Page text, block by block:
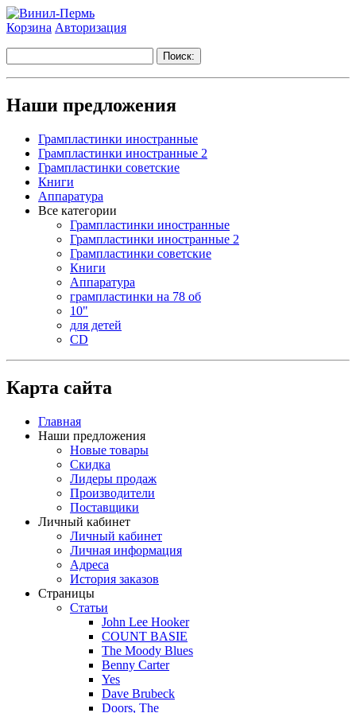
Корзина Авторизация
Наши предложения
Грампластинки иностранные
Грампластинки иностранные 2
Грампластинки советские
Книги
Аппаратура
Все категории
Грампластинки иностранные
Грампластинки иностранные 2
Грампластинки советские
Книги
Аппаратура
грампластинки на 78 об
10"
для детей
CD
Карта сайта
Главная
Наши предложения
Новые товары
Скидка
Лидеры продаж
Производители
Поставщики
Личный кабинет
Личный кабинет
Личная информация
Адреса
История заказов
Страницы
Статьи
John Lee Hooker
COUNT BASIE
The Moody Blues
Benny Carter
Yes
Dave Brubeck
Doors, The